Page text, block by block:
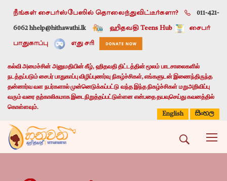
நீங்கள் சைபர்ஸ்பேஸில் தொலைந்துவிட்டீர்களா? 011-421-
6062 hhelp@hithawathi.lk ஹிதவதி Teens Hub சைபர்
பாதுகாப்பு எது சரி
கல்வி அமைச்சின் அனுமதியின் கீழ், ஹிதவதி திட்டத்தின் மூலம் பாடசாலைகளில்
நடத்தப்படும் சைபர் பாதுகாப்பு விழிப்புணர்வு நிகழ்ச்சிகள், எங்களுடன் இணைந்திருந்த
தன்னார்வ வள நபர்களால் முன்னெடுக்கப்பட்டு வந்த இந்த நிகழ்ச்சிகள் மறுஅறிவிப்பு
வரும் வரை தற்காலிகமாக இடைநிறுத்தப்பட்டுள்ளன என்பதை தயவுசெய்து கவனத்தில்
கொள்ளவும்.
English
සිංහල